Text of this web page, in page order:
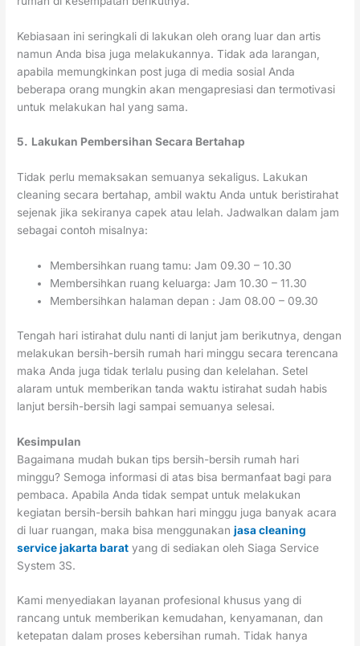
Kebiasaan ini seringkali di lakukan oleh orang luar dan artis
namun Anda bisa juga melakukannya. Tidak ada larangan,
apabila memungkinkan post juga di media sosial Anda
beberapa orang mungkin akan mengapresiasi dan termotivasi
untuk melakukan hal yang sama.
5. Lakukan Pembersihan Secara Bertahap
Tidak perlu memaksakan semuanya sekaligus. Lakukan
cleaning secara bertahap, ambil waktu Anda untuk beristirahat
sejenak jika sekiranya capek atau lelah. Jadwalkan dalam jam
sebagai contoh misalnya:
Membersihkan ruang tamu: Jam 09.30 – 10.30
Membersihkan ruang keluarga: Jam 10.30 – 11.30
Membersihkan halaman depan : Jam 08.00 – 09.30
Tengah hari istirahat dulu nanti di lanjut jam berikutnya, dengan
melakukan bersih-bersih rumah hari minggu secara terencana
maka Anda juga tidak terlalu pusing dan kelelahan. Setel
alaram untuk memberikan tanda waktu istirahat sudah habis
lanjut bersih-bersih lagi sampai semuanya selesai.
Kesimpulan
Bagaimana mudah bukan tips bersih-bersih rumah hari
minggu? Semoga informasi di atas bisa bermanfaat bagi para
pembaca. Apabila Anda tidak sempat untuk melakukan
kegiatan bersih-bersih bahkan hari minggu juga banyak acara
di luar ruangan, maka bisa menggunakanjasa cleaning
service jakarta barat yang di sediakan oleh Siaga Service
System 3S.
Kami menyediakan layanan profesional khusus yang di
rancang untuk memberikan kemudahan, kenyamanan, dan
ketepatan dalam proses kebersihan rumah. Tidak hanya